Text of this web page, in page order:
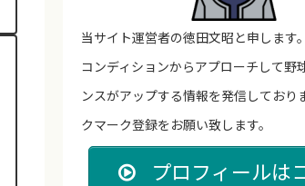
当サイト運営者の徳田文昭と申します
コンディションからアプローチして野
ンスがアップする情報を発信しており
クマーク登録をお願い致します。
プロフィールは